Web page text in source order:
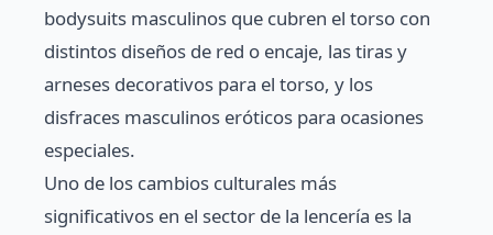
bodysuits masculinos que cubren el torso con
distintos diseños de red o encaje, las tiras y
arneses decorativos para el torso, y los
disfraces masculinos eróticos para ocasiones
especiales.
Uno de los cambios culturales más
significativos en el sector de la lencería es la